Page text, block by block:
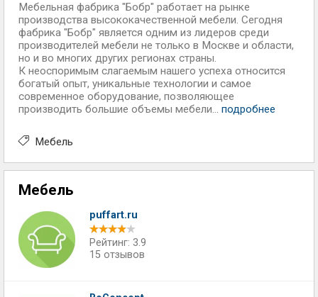
Мебельная фабрика "Бобр" работает на рынке
производства высококачественной мебели. Сегодня
фабрика "Бобр" является одним из лидеров среди
производителей мебели не только в Москве и области,
но и во многих других регионах страны.
К неоспоримым слагаемым нашего успеха относится
богатый опыт, уникальные технологии и самое
современное оборудование, позволяющее
производить большие объемы мебели... подробнее
Мебель
Мебель
puffart.ru
Рейтинг: 3.9
15 отзывов